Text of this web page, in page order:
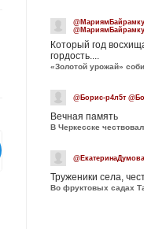
Который год
гордость....
«Золотой урожай»
@Борис-р4л5т
Вечная память
Труженики села,
Во фруктовых садах